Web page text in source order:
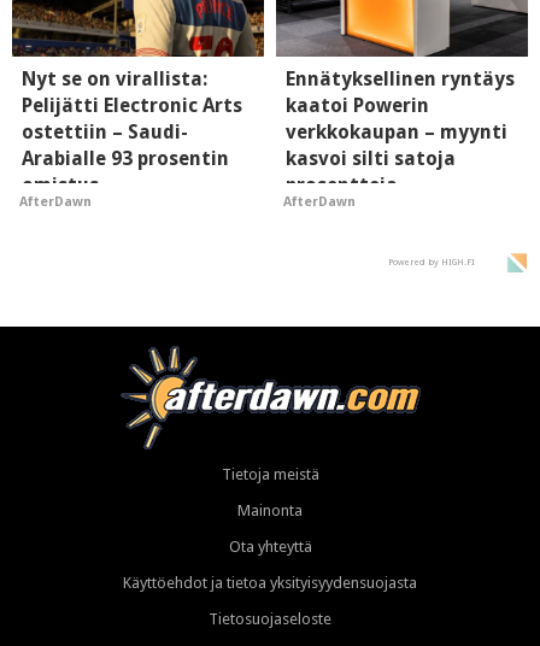
Nyt se on virallista:
Pelijätti Electronic Arts
ostettiin – Saudi-
Arabialle 93 prosentin
omistus
AfterDawn
Ennätyksellinen ryntäys
kaatoi Powerin
verkkokaupan – myynti
kasvoi silti satoja
prosentteja
AfterDawn
Powered by HIGH.FI
Tietoja meistä
Mainonta
Ota yhteyttä
Käyttöehdot ja tietoa yksityisyydensuojasta
Tietosuojaseloste